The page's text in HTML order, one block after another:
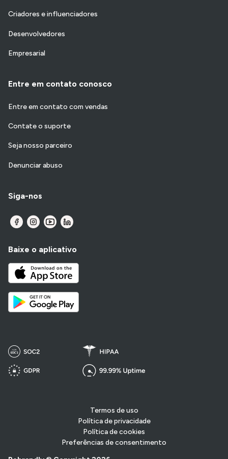
Criadores e influenciadores
Desenvolvedores
Empresarial
Entre em contato conosco
Entre em contato com vendas
Contate o suporte
Seja nosso parceiro
Denunciar abuso
Siga-nos
Baixe o aplicativo
Termos de uso
Política de privacidade
Política de cookies
Preferências de consentimento